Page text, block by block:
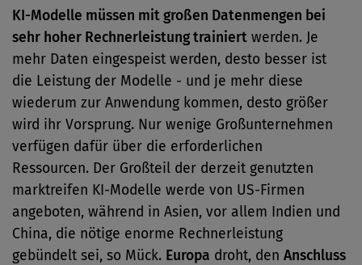
KI-Modelle müssen mit großen Datenmengen bei
sehr hoher Rechnerleistung trainiert werden. Je
mehr Daten eingespeist werden, desto besser ist
die Leistung der Modelle - und je mehr diese
wiederum zur Anwendung kommen, desto größer
wird ihr Vorsprung. Nur wenige Großunternehmen
verfügen dafür über die erforderlichen
Ressourcen. Der Großteil der derzeit genutzten
marktreifen KI-Modelle werde von US-Firmen
angeboten, während in Asien, vor allem Indien und
China, die nötige enorme Rechnerleistung
gebündelt sei, so Mück. Europa droht, den Anschluss